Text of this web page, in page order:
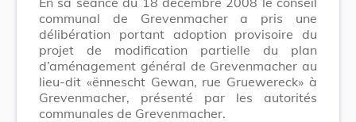
communal de Grevenmacher a pris une
délibération portant adoption provisoire du
projet de modification partielle du plan
d’aménagement général de Grevenmacher au
lieu-dit «ënnescht Gewan, rue Gruewereck» à
Grevenmacher, présenté par les autorités
communales de Grevenmacher.